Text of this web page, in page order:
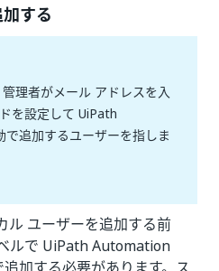
する
理者がメール アドレスを入
を設定して UiPath
追加するユーザーを指しま
ユーザーを追加する前
ルで UiPath Automation